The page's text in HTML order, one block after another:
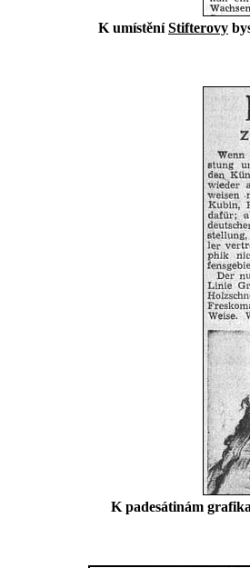
K umístěníStifterovy
K padesátinám